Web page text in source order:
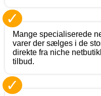
✓
Mange specialiserede
varer der sælges i de
direkte fra niche
tilbud.
✓